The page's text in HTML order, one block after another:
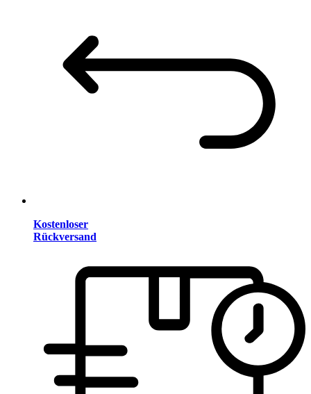
Kostenloser
Rückversand